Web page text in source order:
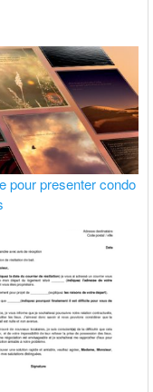
pour presenter condo